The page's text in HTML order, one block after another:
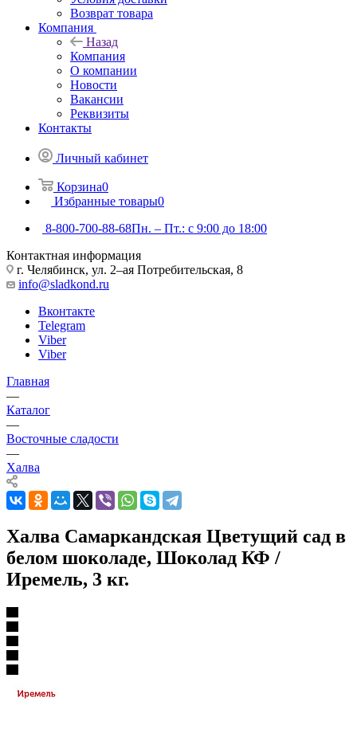
Возврат товара
Компания
Назад
Компания
О компании
Новости
Вакансии
Реквизиты
Контакты
Личный кабинет
Корзина0
Избранные товары0
8-800-700-88-68Пн. – Пт.: с 9:00 до 18:00
Контактная информация
г. Челябинск, ул. 2–ая Потребительская, 8
info@sladkond.ru
Вконтакте
Telegram
Viber
Viber
Главная
—
Каталог
—
Восточные сладости
—
Халва
Халва Самаркандская Цветущий сад в
белом шоколаде, Шоколад КФ /
Иремель, 3 кг.